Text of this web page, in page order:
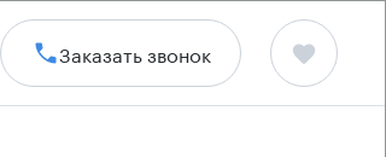
Заказать звонок